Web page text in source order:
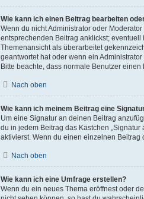
Wie kann ich einen Beitrag bearbeiten
Wenn du nicht Administrator oder
entsprechenden Beitrag anklickst;
Themenansicht als überarbeitet
geantwortet hat oder wenn ein
Bitte beachte, dass normale Benutzer
Nach oben
Wie kann ich meinem Beitrag eine
Um eine Signatur an deinen Beitrag
du in jedem Beitrag das Kästchen
aktivierst. Wenn du einen einzelnen Beitrag
Nach oben
Wie kann ich eine Umfrage erstellen?
Wenn du ein neues Thema eröffnest oder